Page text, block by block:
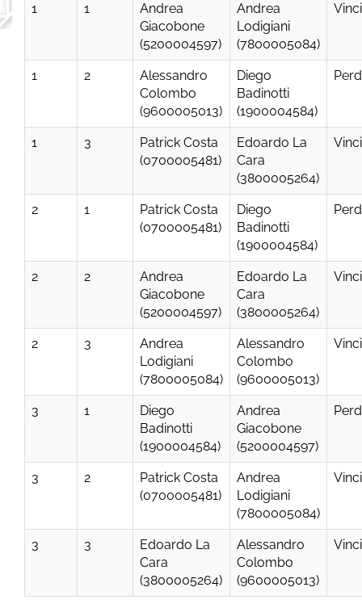
1 1
Andrea
Giacobone
(5200004597)
Andrea
Lodigiani
(7800005084)
1 2
Alessandro
Colombo
(9600005013)
Diego
Badinotti
(1900004584)
1 3
Patrick Costa
(0700005481)
Edoardo La
Cara
(3800005264)
2 1
Patrick Costa
(0700005481)
Diego
Badinotti
(1900004584)
2 2
Andrea
Giacobone
(5200004597)
Edoardo La
Cara
(3800005264)
2 3
Andrea
Lodigiani
(7800005084)
Alessandro
Colombo
(9600005013)
3 1
Diego
Badinotti
(1900004584)
Andrea
Giacobone
(5200004597)
3 2
Patrick Costa
(0700005481)
Andrea
Lodigiani
(7800005084)
3 3
Edoardo La
Cara
(3800005264)
Alessandro
Colombo
(9600005013)